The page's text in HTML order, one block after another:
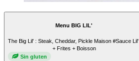
Menu BIG LIL'
The Big Lil' : Steak, Cheddar, Pickle Maison #Sauce Lil'
+ Frites + Boisson
Sin gluten